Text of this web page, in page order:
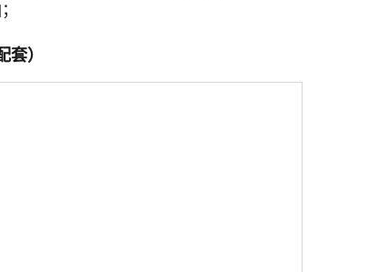
）